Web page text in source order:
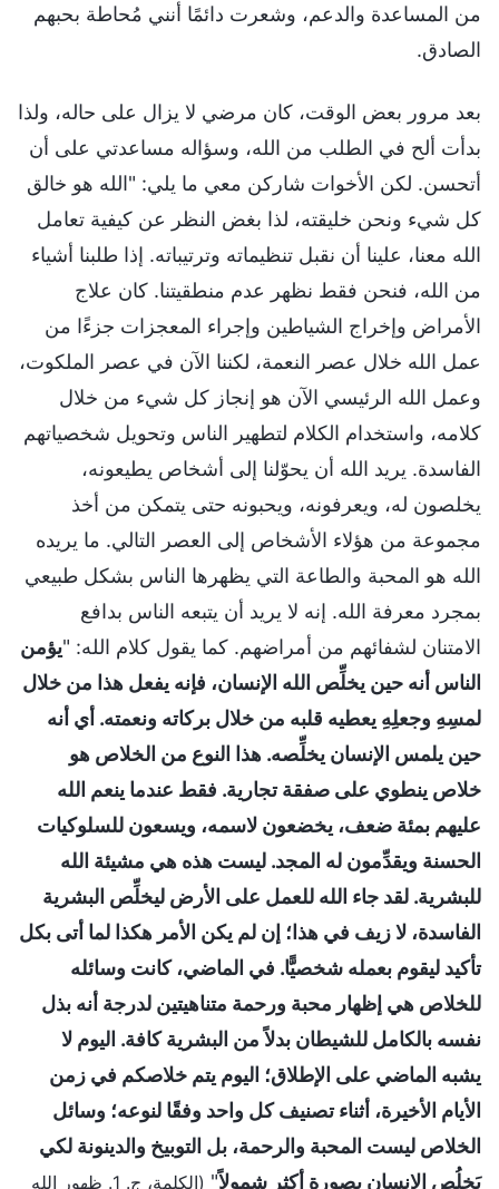
من المساعدة والدعم، وشعرت دائمًا أنني مُحاطة بحبهم
الصادق.
بعد مرور بعض الوقت، كان مرضي لا يزال على حاله، ولذا
بدأت ألح في الطلب من الله، وسؤاله مساعدتي على أن
أتحسن. لكن الأخوات شاركن معي ما يلي: "الله هو خالق
كل شيء ونحن خليقته، لذا بغض النظر عن كيفية تعامل
الله معنا، علينا أن نقبل تنظيماته وترتيباته. إذا طلبنا أشياء
من الله، فنحن فقط نظهر عدم منطقيتنا. كان علاج
الأمراض وإخراج الشياطين وإجراء المعجزات جزءًا من
عمل الله خلال عصر النعمة، لكننا الآن في عصر الملكوت،
وعمل الله الرئيسي الآن هو إنجاز كل شيء من خلال
كلامه، واستخدام الكلام لتطهير الناس وتحويل شخصياتهم
الفاسدة. يريد الله أن يحوّلنا إلى أشخاص يطيعونه،
يخلصون له، ويعرفونه، ويحبونه حتى يتمكن من أخذ
مجموعة من هؤلاء الأشخاص إلى العصر التالي. ما يريده
الله هو المحبة والطاعة التي يظهرها الناس بشكل طبيعي
بمجرد معرفة الله. إنه لا يريد أن يتبعه الناس بدافع
الامتنان لشفائهم من أمراضهم. كما يقول كلام الله: "يؤمن
الناس أنه حين يخلِّص الله الإنسان، فإنه يفعل هذا من خلال
لمسِهِ وجعلِهِ يعطيه قلبه من خلال بركاته ونعمته. أي أنه
حين يلمس الإنسان يخلِّصه. هذا النوع من الخلاص هو
خلاص ينطوي على صفقة تجارية. فقط عندما ينعم الله
عليهم بمئة ضعف، يخضعون لاسمه، ويسعون للسلوكيات
الحسنة ويقدِّمون له المجد. ليست هذه هي مشيئة الله
للبشرية. لقد جاء الله للعمل على الأرض ليخلِّص البشرية
الفاسدة، لا زيف في هذا؛ إن لم يكن الأمر هكذا لما أتى بكل
تأكيد ليقوم بعمله شخصيًّا. في الماضي، كانت وسائله
للخلاص هي إظهار محبة ورحمة متناهيتين لدرجة أنه بذل
نفسه بالكامل للشيطان بدلاً من البشرية كافة. اليوم لا
يشبه الماضي على الإطلاق؛ اليوم يتم خلاصكم في زمن
الأيام الأخيرة، أثناء تصنيف كل واحد وفقًا لنوعه؛ وسائل
الخلاص ليست المحبة والرحمة، بل التوبيخ والدينونة لكي
يَخلُص الإنسان بصورة أكثر شمولاً" (الكلمة، ج. 1. ظهور الله